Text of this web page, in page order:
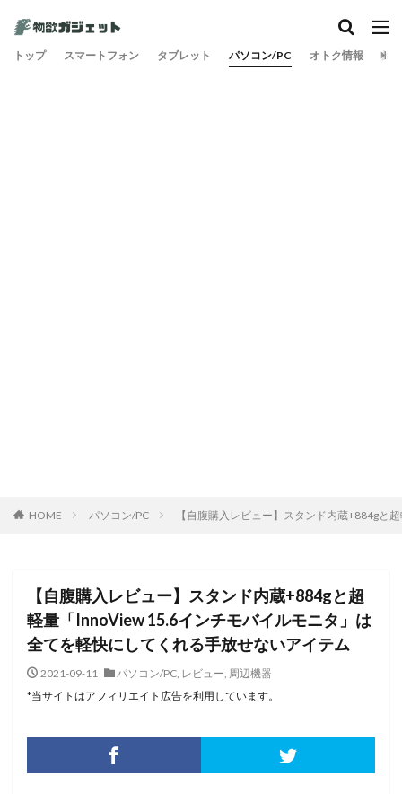
トップ スマートフォン タブレット パソコン/PC オトク情報 旅
HOME パソコン/PC 【自腹購入レビュー】スタンド内蔵+884gと
【自腹購入レビュー】スタンド内蔵+884gと超
軽量「InnoView 15.6インチモバイルモニタ」は
全てを軽快にしてくれる手放せないアイテム
2021-09-11 パソコン/PC, レビュー, 周辺機器
*当サイトはアフィリエイト広告を利用しています。
カテゴリー